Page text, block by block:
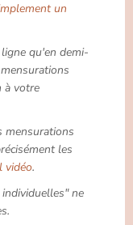
un
qu'en demi-
à votre
mensurations
les
vidéo.
ne